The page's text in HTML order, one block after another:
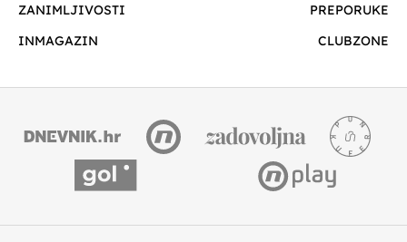
ZANIMLJIVOSTI
PREPORUKE
INMAGAZIN
CLUBZONE